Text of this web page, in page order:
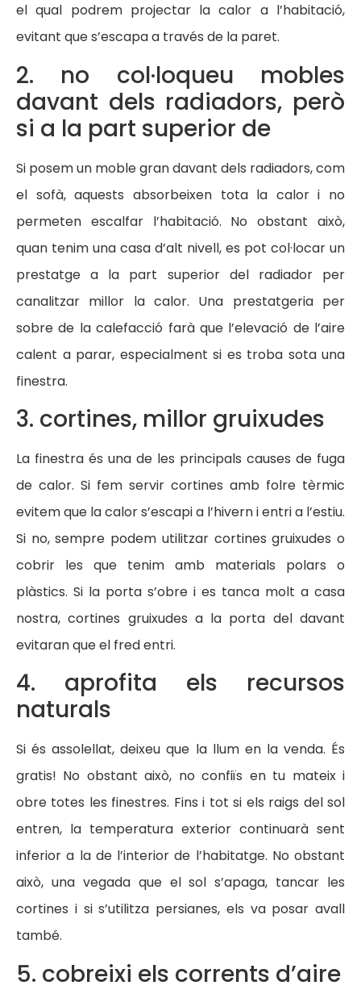
el qual podrem projectar la calor a l’habitació,
evitant que s’escapa a través de la paret.
2. no col·loqueu mobles
davant dels radiadors, però
si a la part superior de
Si posem un moble gran davant dels radiadors, com
el sofà, aquests absorbeixen tota la calor i no
permeten escalfar l’habitació. No obstant això,
quan tenim una casa d’alt nivell, es pot col·locar un
prestatge a la part superior del radiador per
canalitzar millor la calor. Una prestatgeria per
sobre de la calefacció farà que l’elevació de l’aire
calent a parar, especialment si es troba sota una
finestra.
3. cortines, millor gruixudes
La finestra és una de les principals causes de fuga
de calor. Si fem servir cortines amb folre tèrmic
evitem que la calor s’escapi a l’hivern i entri a l’estiu.
Si no, sempre podem utilitzar cortines gruixudes o
cobrir les que tenim amb materials polars o
plàstics. Si la porta s’obre i es tanca molt a casa
nostra, cortines gruixudes a la porta del davant
evitaran que el fred entri.
4. aprofita els recursos
naturals
Si és assolellat, deixeu que la llum en la venda. És
gratis! No obstant això, no confiïs en tu mateix i
obre totes les finestres. Fins i tot si els raigs del sol
entren, la temperatura exterior continuarà sent
inferior a la de l’interior de l’habitatge. No obstant
això, una vegada que el sol s’apaga, tancar les
cortines i si s’utilitza persianes, els va posar avall
també.
5. cobreixi els corrents d’aire